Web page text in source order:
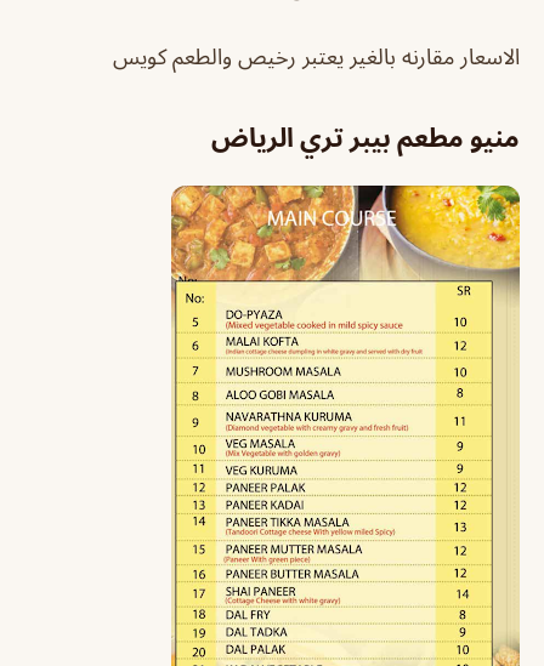
الاسعار مقارنه بالغير يعتبر رخيص والطعم كويس
منيو مطعم بيبر تري الرياض